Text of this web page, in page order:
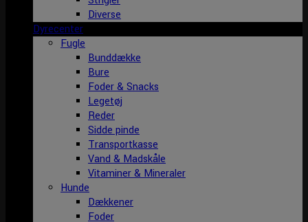
Diverse
Dyrecenter
Fugle
Bunddække
Bure
Foder & Snacks
Legetøj
Reder
Sidde pinde
Transportkasse
Vand & Madskåle
Vitaminer & Mineraler
Hunde
Dækkener
Foder